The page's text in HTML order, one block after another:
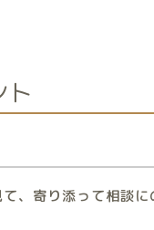
ト
、寄り添って相談